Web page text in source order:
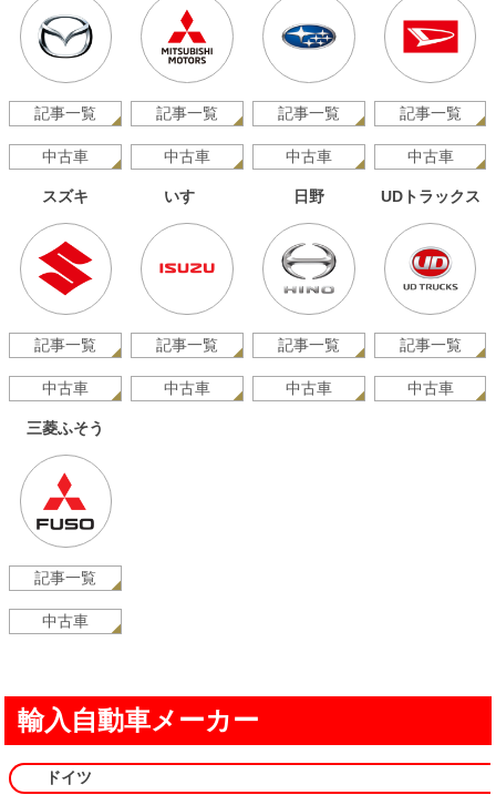
記事一覧
中古車
記事一覧
中古車
記事一覧
中古車
記事一覧
中古車
スズキ
記事一覧
中古車
いすゞ
記事一覧
中古車
日野
記事一覧
中古車
UDトラックス
記事一覧
中古車
三菱ふそう
記事一覧
中古車
輸入自動車メーカー
ドイツ